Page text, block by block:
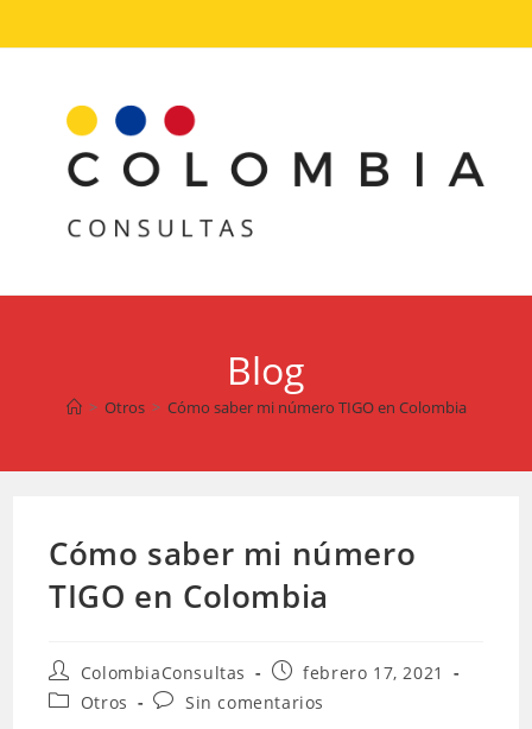
al
Blog
> Otros > Cómo saber mi número TIGO en Colombia
Cómo saber mi número
TIGO en Colombia
Autor
de
ColombiaConsultas
Publicación
de
la
febrero 17, 2021
Categoría
Otros
Comentarios
Sin comentarios